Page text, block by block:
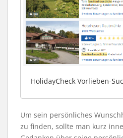
HolidayCheck Vorlieben-
Um sein persönliches
zu finden, sollte man kurz